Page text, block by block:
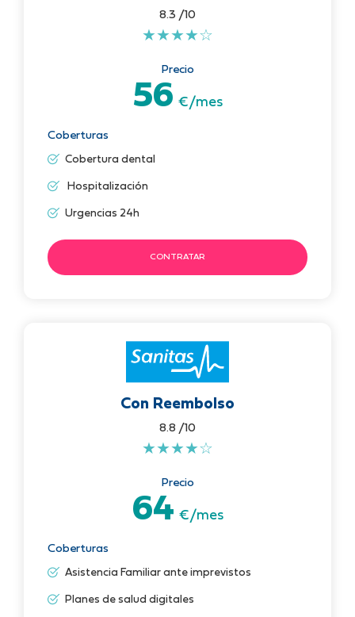
8.3 /10
★★★★☆
Precio
56 €/mes
Coberturas
Cobertura dental
Hospitalización
Urgencias 24h
CONTRATAR
Con Reembolso
8.8 /10
★★★★☆
Precio
64 €/mes
Coberturas
Asistencia Familiar ante imprevistos
Planes de salud digitales